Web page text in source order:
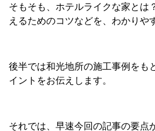
そもそも、ホテルライクな家とは
えるためのコツなどを、わかりや
後半では和光地所の施工事例をも
イントをお伝えします。
それでは、早速今回の記事の要点